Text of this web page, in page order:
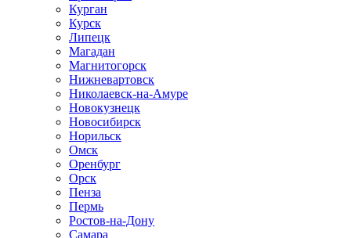
Курган
Курск
Липецк
Магадан
Магнитогорск
Нижневартовск
Николаевск-на-Амуре
Новокузнецк
Новосибирск
Норильск
Омск
Оренбург
Орск
Пенза
Пермь
Ростов-на-Дону
Самара